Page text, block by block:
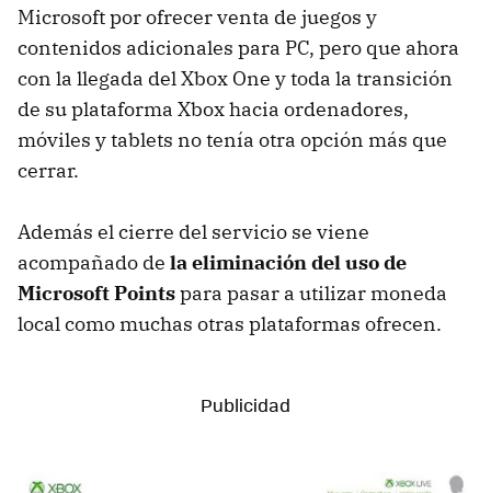
Microsoft por ofrecer venta de juegos y
contenidos adicionales para PC, pero que ahora
con la llegada del Xbox One y toda la transición
de su plataforma Xbox hacia ordenadores,
móviles y tablets no tenía otra opción más que
cerrar.
Además el cierre del servicio se viene
acompañado de la eliminación del uso de
Microsoft Pointspara pasar a utilizar moneda
local como muchas otras plataformas ofrecen.